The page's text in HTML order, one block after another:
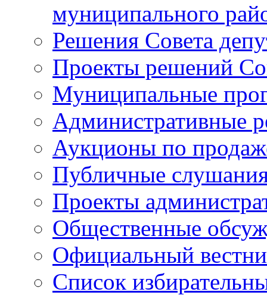
муниципального
Решения Совета
Проекты решений
Муниципальные
Административные
Аукционы по
Публичные
Проекты
Общественные
Официальный
Список